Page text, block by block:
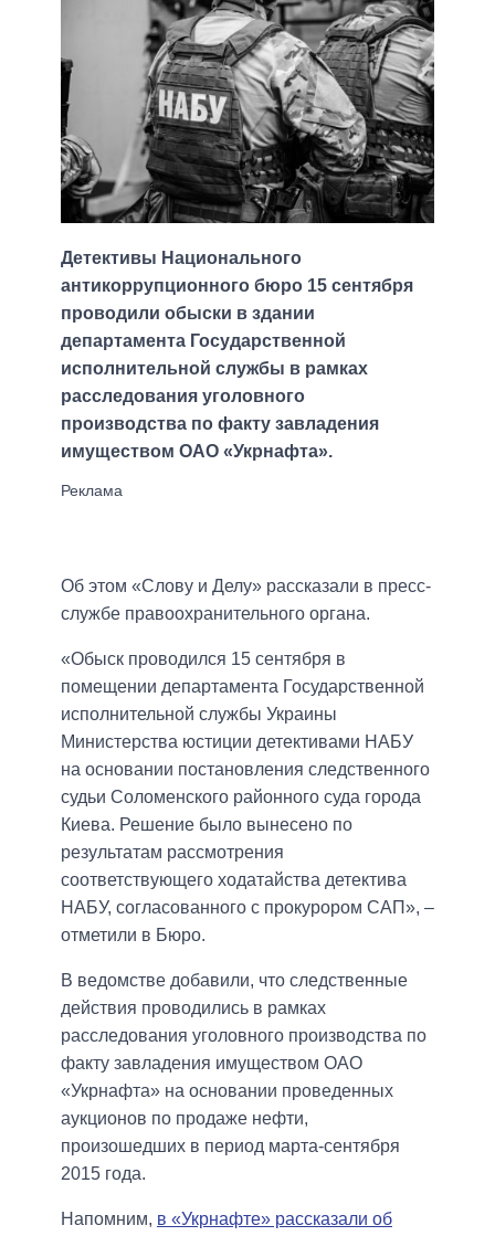
Детективы Национального
антикоррупционного бюро 15 сентября
проводили обыски в здании
департамента Государственной
исполнительной службы в рамках
расследования уголовного
производства по факту завладения
имуществом ОАО «Укрнафта».
Об этом «Слову и Делу» рассказали в пресс-
службе правоохранительного органа.
«Обыск проводился 15 сентября в
помещении департамента Государственной
исполнительной службы Украины
Министерства юстиции детективами НАБУ
на основании постановления следственного
судьи Соломенского районного суда города
Киева. Решение было вынесено по
результатам рассмотрения
соответствующего ходатайства детектива
НАБУ, согласованного с прокурором САП», –
отметили в Бюро.
В ведомстве добавили, что следственные
действия проводились в рамках
расследования уголовного производства по
факту завладения имуществом ОАО
«Укрнафта» на основании проведенных
аукционов по продаже нефти,
произошедших в период марта-сентября
2015 года.
Напомним, в «Укрнафте» рассказали об